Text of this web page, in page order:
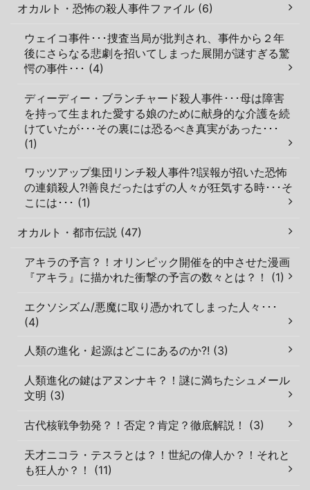
オカルト・恐怖の殺人事件ファイル (6)
ウェイコ事件･･･捜査当局が批判され、事件から２年
後にさらなる悲劇を招いてしまった展開が謎すぎる驚
愕の事件･･･ (4)
ディーディー・ブランチャード殺人事件･･･母は障害
を持って生まれた愛する娘のために献身的な介護を続
けていたが･･･その裏には恐るべき真実があった･･･
(1)
ワッツアップ集団リンチ殺人事件?!誤報が招いた恐怖
の連鎖殺人?!善良だったはずの人々が狂気する時･･･そ
こには･･･ (1)
オカルト・都市伝説 (47)
アキラの予言？！オリンピック開催を的中させた漫画
『アキラ』に描かれた衝撃の予言の数々とは？！ (1)
エクソシズム/悪魔に取り憑かれてしまった人々･･･
(4)
人類の進化・起源はどこにあるのか?! (3)
人類進化の鍵はアヌンナキ？！謎に満ちたシュメール
文明 (3)
古代核戦争勃発？！否定？肯定？徹底解説！ (3)
天才ニコラ・テスラとは？！世紀の偉人か？！それと
も狂人か？！ (11)